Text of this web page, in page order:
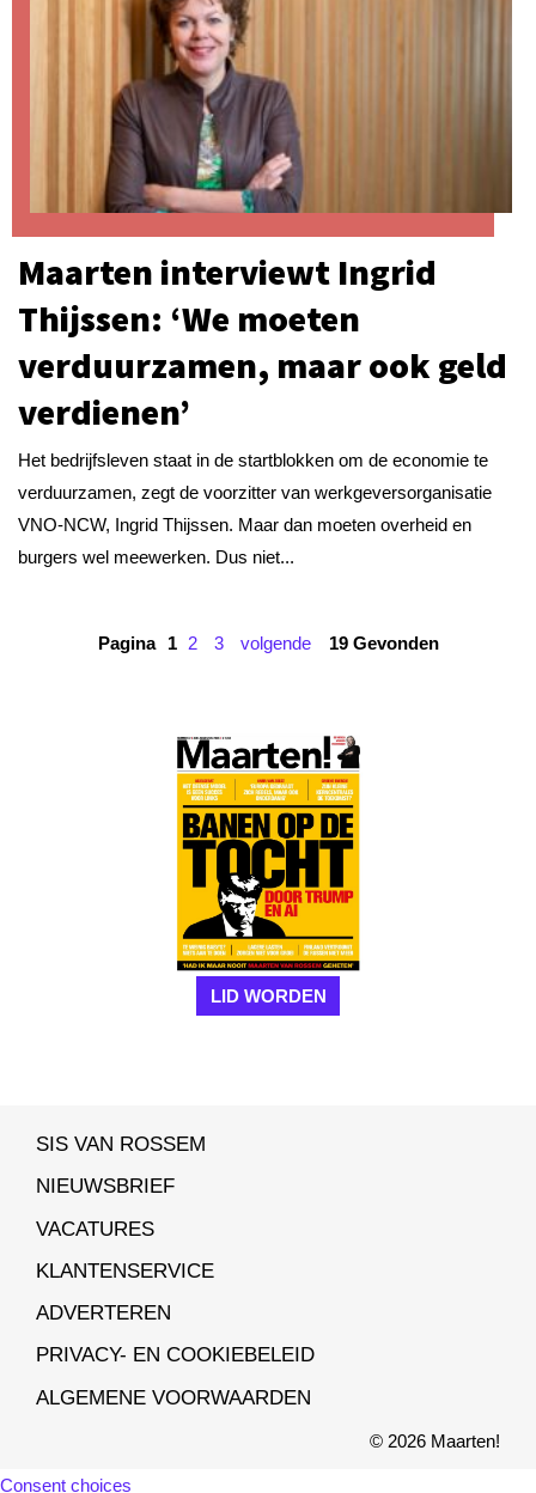
Maarten interviewt Ingrid
Thijssen: ‘We moeten
verduurzamen, maar ook geld
verdienen’
Het bedrijfsleven staat in de startblokken om de economie te
verduurzamen, zegt de voorzitter van werkgeversorganisatie
VNO-NCW, Ingrid Thijssen. Maar dan moeten overheid en
burgers wel meewerken. Dus niet...
Pagina 1 2 3 volgende 19 Gevonden
LID WORDEN
SIS VAN ROSSEM
NIEUWSBRIEF
VACATURES
KLANTENSERVICE
ADVERTEREN
PRIVACY- EN COOKIEBELEID
ALGEMENE VOORWAARDEN
© 2026 Maarten!
Consent choices